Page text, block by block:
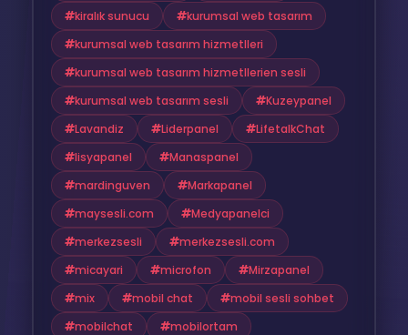
kiralık sunucu
kurumsal web tasarım
kurumsal web tasarım hizmetlleri
kurumsal web tasarım hizmetllerien sesli
kurumsal web tasarım sesli
Kuzeypanel
Lavandiz
Liderpanel
LifetalkChat
lisyapanel
Manaspanel
mardinguven
Markapanel
maysesli.com
Medyapanelci
merkezsesli
merkezsesli.com
micayari
microfon
Mirzapanel
mix
mobil chat
mobil sesli sohbet
mobilchat
mobilortam